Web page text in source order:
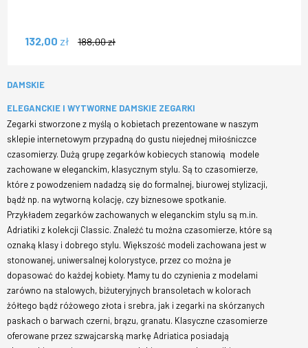
132,00 zł 188,00zł
DAMSKIE
ELEGANCKIE I WYTWORNE DAMSKIE ZEGARKI
Zegarki stworzone z myślą o kobietach prezentowane w naszym
sklepie internetowym przypadną do gustu niejednej miłośniczce
czasomierzy. Dużą grupę zegarków kobiecych stanowią modele
zachowane w eleganckim, klasycznym stylu. Są to czasomierze,
które z powodzeniem nadadzą się do formalnej, biurowej stylizacji,
bądź np. na wytworną kolację, czy biznesowe spotkanie.
Przykładem zegarków zachowanych w eleganckim stylu są m.in.
Adriatiki z kolekcji Classic. Znaleźć tu można czasomierze, które są
oznaką klasy i dobrego stylu. Większość modeli zachowana jest w
stonowanej, uniwersalnej kolorystyce, przez co można je
dopasować do każdej kobiety. Mamy tu do czynienia z modelami
zarówno na stalowych, biżuteryjnych bransoletach w kolorach
żółtego bądź różowego złota i srebra, jak i zegarki na skórzanych
paskach o barwach czerni, brązu, granatu. Klasyczne czasomierze
oferowane przez szwajcarską markę Adriatica posiadają